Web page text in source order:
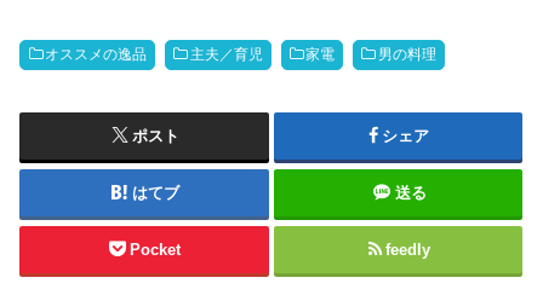
オススメの逸品 主夫／育児 家電 男の料理
ポスト シェア
はてブ 送る
Pocket feedly